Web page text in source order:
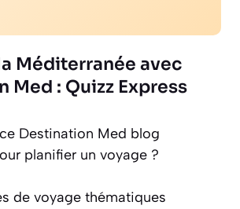
Méditerranée avec
Med : Quizz Express
Destination Med blog
planifier un voyage ?
de voyage thématiques